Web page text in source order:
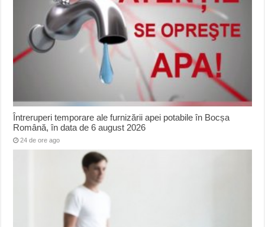
Întreruperi temporare ale furnizării apei potabile în Bocșa
Română, în data de 6 august 2026
24 de ore ago